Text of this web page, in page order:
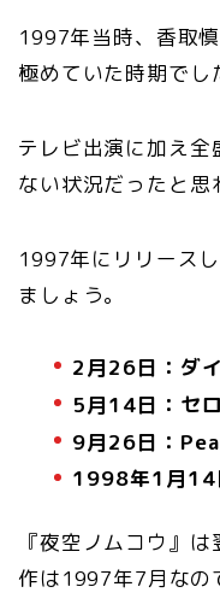
1997年当時、香取
極めていた時期でし
テレビ出演に加え全
ない状況だったと思
1997年にリリース
ましょう。
2月26日：ダ
5月14日：セ
9月26日：
1998年1月14
『夜空ノムコウ』
作は1997年7月なの